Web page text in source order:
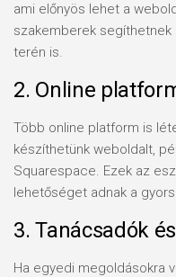
ami előnyös lehet a
szakemberek segíthetnek
terén is.
2. Online
Több online platform is
készíthetünk weboldalt,
Squarespace. Ezek az
lehetőséget adnak a
3. Tanácsadók
Ha egyedi megoldásokra